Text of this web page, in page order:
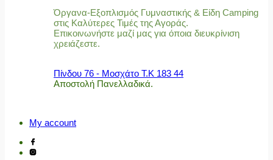
Όργανα-Εξοπλισμός Γυμναστικής & Είδη Camping
στις Καλύτερες Τιμές της Αγοράς.
Επικοινωνήστε μαζί μας για όποια διευκρίνιση
χρειάζεστε.
Πίνδου 76 - Μοσχάτο Τ.Κ 183 44
Αποστολή Πανελλαδικά.
My account